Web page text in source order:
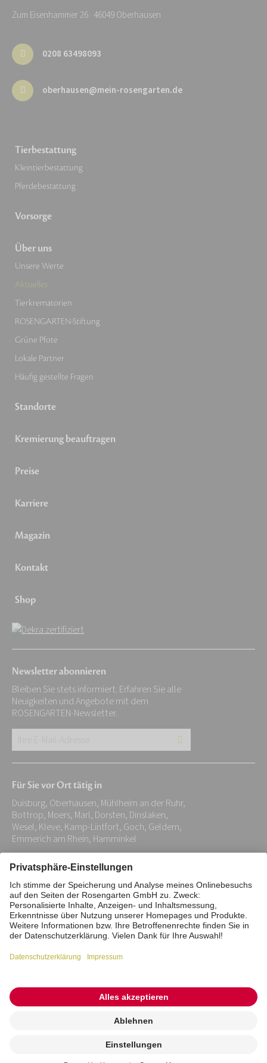
Zum Eisenhammer 26 · 46049 Oberhausen
0208 63498093
oberhausen@mein-rosengarten.de
Tierbestattung
Kleintierbestattung
Pferdebestattung
Vorsorge
Über uns
Unsere Werte
Aktuelles
Tierkrematorien
ROSENGARTEN-Stiftung
Grüne Pfote
Lokale Partner
Häufig gestellte Fragen
Standorte
Kremierung beauftragen
Preise
Karriere
Magazin
Kontakt
Shop
Newsletter abonnieren
Bleiben Sie stets informiert. Erfahren Sie alle
Neuigkeiten und Angebote mit dem
ROSENGARTEN-Newsletter.
E-
Adresse:
*
Für Sie vor Ort tätig in
Duisburg, Oberhausen, Mühlheim an der Ruhr,
Bottrop, Moers, Marl, Dorsten, Dinslaken,
Wesel, Kleve, Kamp-Lintfort, Goch, Geldern,
Emmerich am Rhein, Hamminkel
Impressum Datenschutz
Stiftung
Interne Meldestelle
Zahlungsmittel
Barrierefreiheitserklärung
Vertrag widerrufen
© 2026 ROSENGARTEN-Tierbestattung